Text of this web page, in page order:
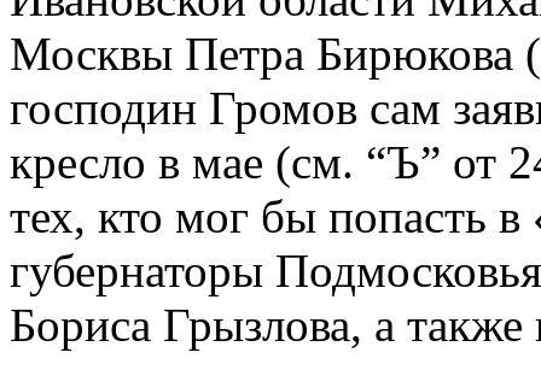
Москвы Петра Бирюкова
господин Громов сам
кресло в мае (см. “Ъ” от
тех, кто мог бы попасть
губернаторы
Бориса Грызлова, а